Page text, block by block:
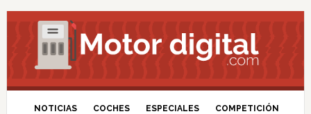
NOTICIAS COCHES ESPECIALES COMPETICIÓN